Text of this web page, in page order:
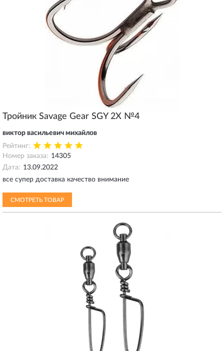
Тройник Savage Gear SGY 2X №4
виктор васильевич михайлов
Рейтинг:
Номер заказа: 14305
Дата: 13.09.2022
все супер доставка качество внимание
СМОТРЕТЬ ТОВАР